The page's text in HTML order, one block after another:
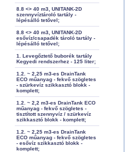
8.8 <> 40 m3, UNITANK-2D
szennyvíztároló tartály -
lépésálló tetővel;
8.8 <> 40 m3, UNITANK-2D
esővíz/csapadék tároló tartály -
lépésálló tetővel;
1. Levegőztető buborék tartály
Kegyedi rendszerhez - 125 liter;
1.2. ~ 2,25 m3-es DrainTank
ECO műanyag - fekvő szögletes
- szürkevíz szikkasztó blokk -
komplett;
1.2. ~ 2,2 m3-es DrainTank ECO
műanyag - fekvő szögletes -
tisztított szennyvíz / szürkevíz
szikkasztó blokk - komplett;
1.2. ~ 2,25 m3-es DrainTank
ECO műanyag - fekvő szögletes
- esővíz szikkasztó blokk -
komplett;